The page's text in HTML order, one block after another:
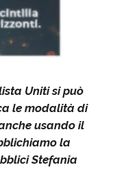
Uniti si può
le modalità di
usando il
la
Stefania